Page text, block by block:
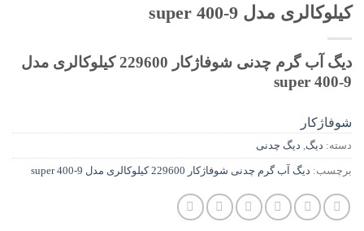
کیلوکالری مدل 9-super 400
دیگ آب گرم چدنی شوفاژکار 229600 کیلوکالری مدل
9-super 400
شوفاژکار
دسته: دیگ, دیگ چدنی
برچسب: دیگ آب گرم چدنی شوفاژکار 229600 کیلوکالری مدل 9-super 400